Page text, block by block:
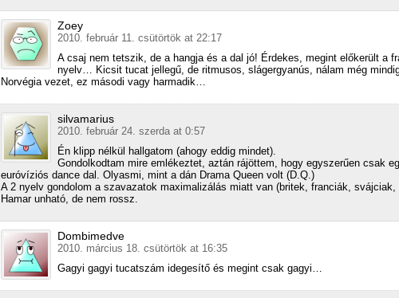
Zoey
2010. február 11. csütörtök at 22:17
A csaj nem tetszik, de a hangja és a dal jó! Érdekes, megint előkerült a
nyelv… Kicsit tucat jellegű, de ritmusos, slágergyanús, nálam még
Norvégia vezet, ez másodi vagy harmadik…
silvamarius
2010. február 24. szerda at 0:57
Én klipp nélkül hallgatom (ahogy eddig mindet).
Gondolkodtam mire emlékeztet, aztán rájöttem, hogy egyszerűen csak
euróvíziós dance dal. Olyasmi, mint a dán Drama Queen volt (D.Q.)
A 2 nyelv gondolom a szavazatok maximalizálás miatt van (britek, franciák, svájciak,
Hamar unható, de nem rossz.
Dombimedve
2010. március 18. csütörtök at 16:35
Gagyi gagyi tucatszám idegesítő és megint csak gagyi…